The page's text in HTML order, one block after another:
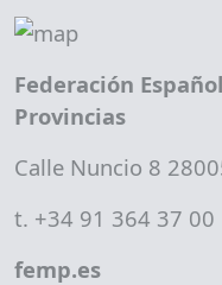
Federación
Provincias
Calle Nuncio 8
t. +34 91 364 37 00
femp.es